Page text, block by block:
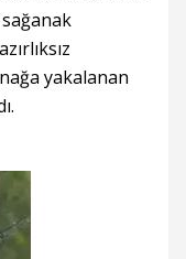
yakalanan